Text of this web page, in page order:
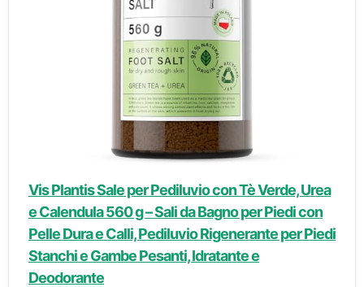
Vis Plantis Sale per Pediluvio con Tè Verde, Urea
e Calendula 560 g – Sali da Bagno per Piedi con
Pelle Dura e Calli, Pediluvio Rigenerante per Piedi
Stanchi e Gambe Pesanti, Idratante e
Deodorante